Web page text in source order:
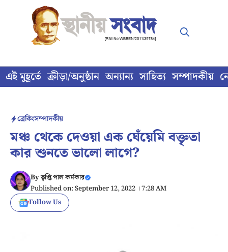
content
এই মুহূর্তে ক্রীড়া/অনুষ্ঠান অন্যান্য সাহিত্য সম্পাদকীয়
ব্রেকিংসম্পাদকীয়
মঞ্চ থেকে দেওয়া এক ঘেঁয়েমি বক্তৃতা
কার শুনতে ভালো লাগে?
Byতৃপ্তি পাল কর্মকার
Published on: September 12, 2022 । 7:28 AM
Follow Us